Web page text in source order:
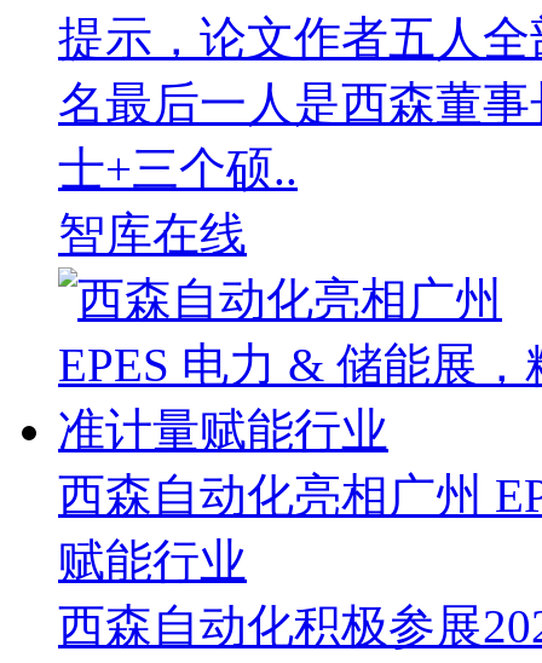
提示，论文作者五人
名最后一人是西森董
士+三个硕..
智库在线
西森自动化亮相广州
赋能行业
西森自动化积极参展